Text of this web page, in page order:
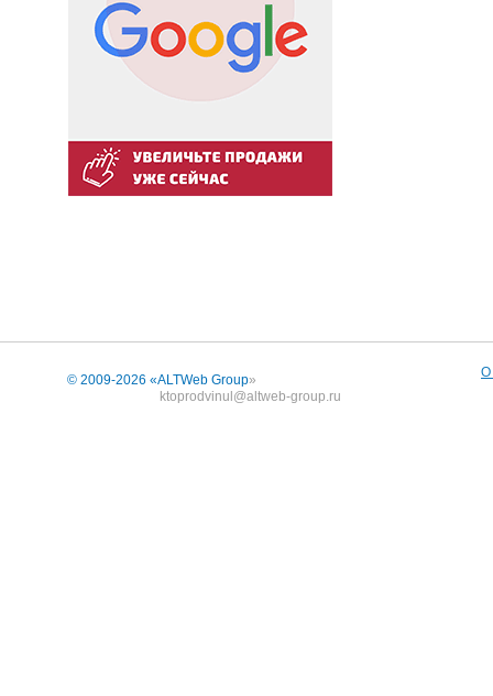
© 2009-2026 «ALTWeb Group»
ktoprodvinul@altweb-group.ru
О